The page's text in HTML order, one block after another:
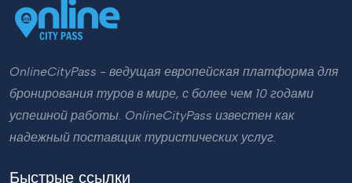
OnlineCityPass - ведущая европейская платформа для
бронирования туров в мире, с более чем 10 годами
успешной работы. OnlineCityPass известен как
надежный поставщик туристических услуг.
Быстрые ссылки